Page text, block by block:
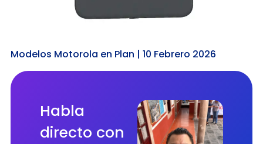
Modelos Motorola en Plan | 10 Febrero 2026
Habla
directo con